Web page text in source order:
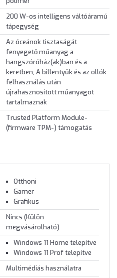
200 W-os intelligens váltóáramú
tápegység
Az óceánok tisztaságát
fenyegető műanyag a
hangszóróház(ak)ban és a
keretben; A billentyűk és az ollók
felhasználás után
újrahasznosított műanyagot
tartalmaznak
Trusted Platform Module-
(firmware TPM-) támogatás
Otthoni
Gamer
Grafikus
Nincs (Külön
megvásárolható)
Windows 11 Home telepítve
Windows 11 Prof telepítve
Multimédiás használatra